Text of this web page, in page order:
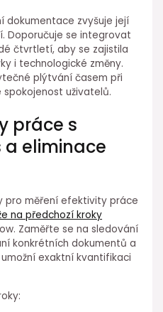
dokumentace zvyšuje její
Doporučuje se integrovat
čtvrtletí, aby se zajistila
i technologické změny.
plýtvání časem při
uživatelů.
práce s
a eliminace
měření efektivity práce
na předchozí ⁣kroky
Zaměřte se na sledování
konkrétních dokumentů a
exaktní kvantifikaci